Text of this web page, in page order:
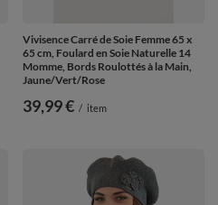
Vivisence Carré de Soie Femme 65 x
65 cm, Foulard en Soie Naturelle 14
Momme, Bords Roulottés à la Main,
Jaune/Vert/Rose
39,99 € / item